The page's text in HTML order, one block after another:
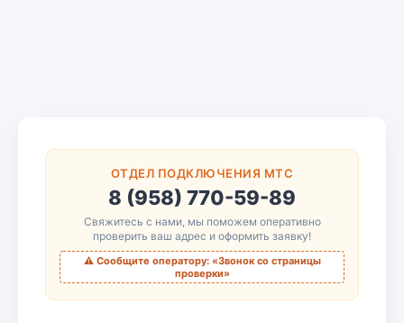
ОТДЕЛ ПОДКЛЮЧЕНИЯ МТС
8 (958) 770-59-89
Свяжитесь с нами, мы поможем оперативно
проверить ваш адрес и оформить заявку!
⚠️ Сообщите оператору: «Звонок со страницы
проверки»